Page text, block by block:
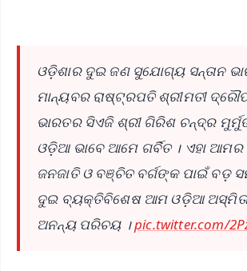
ଓଡ଼ିଶାର ଦୁଇ ଜଣ ସୁଯୋଗ୍ୟ ସନ୍ତାନ
ମାନ୍ୟବର ରାଷ୍ଟ୍ରପତି ଶ୍ରୀମତୀ
ଭାରତର ସିଏଜି ଶ୍ରୀ ଗିରିଶ ଚନ୍ଦ୍ର
ଓଡ଼ିଆ ଭାବେ ଆମେ ଗର୍ବିତ । ଏହା
ଜନଜାତି ଓ ବଞ୍ଚିତ ବର୍ଗଙ୍କ ପାଇଁ ବଡ଼
ଦୁଇ ବ୍ୟକ୍ତିବିଶେଷ ଆମ ଓଡ଼ିଆ
ଅନନ୍ୟ ପରିଚୟ ।pic.twitter.com/